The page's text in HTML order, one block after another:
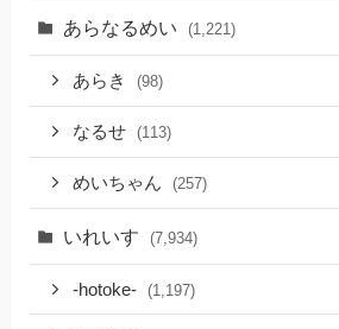
あらなるめい (1,221)
あらき (98)
なるせ (113)
めいちゃん (257)
いれいす (7,934)
-hotoke- (1,197)